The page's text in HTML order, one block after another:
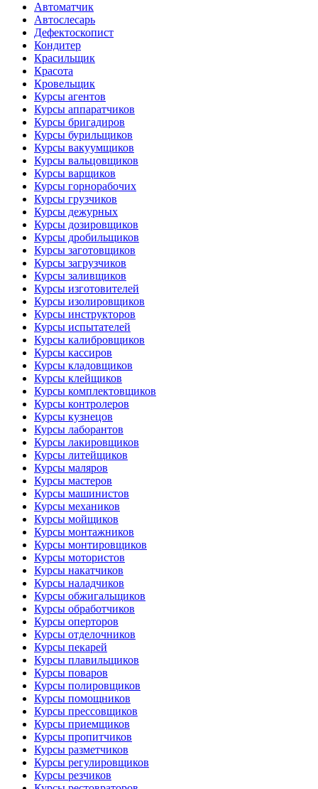
Автоматчик
Автослесарь
Дефектоскопист
Кондитер
Красильщик
Красота
Кровельщик
Курсы агентов
Курсы аппаратчиков
Курсы бригадиров
Курсы бурильщиков
Курсы вакуумщиков
Курсы вальцовщиков
Курсы варщиков
Курсы горнорабочих
Курсы грузчиков
Курсы дежурных
Курсы дозировщиков
Курсы дробильщиков
Курсы заготовщиков
Курсы загрузчиков
Курсы заливщиков
Курсы изготовителей
Курсы изолировщиков
Курсы инструкторов
Курсы испытателей
Курсы калибровщиков
Курсы кассиров
Курсы кладовщиков
Курсы клейщиков
Курсы комплектовщиков
Курсы контролеров
Курсы кузнецов
Курсы лаборантов
Курсы лакировщиков
Курсы литейщиков
Курсы маляров
Курсы мастеров
Курсы машинистов
Курсы механиков
Курсы мойщиков
Курсы монтажников
Курсы монтировщиков
Курсы мотористов
Курсы накатчиков
Курсы наладчиков
Курсы обжигальщиков
Курсы обработчиков
Курсы оперторов
Курсы отделочников
Курсы пекарей
Курсы плавильщиков
Курсы поваров
Курсы полировщиков
Курсы помощников
Курсы прессовщиков
Курсы приемщиков
Курсы пропитчиков
Курсы разметчиков
Курсы регулировщиков
Курсы резчиков